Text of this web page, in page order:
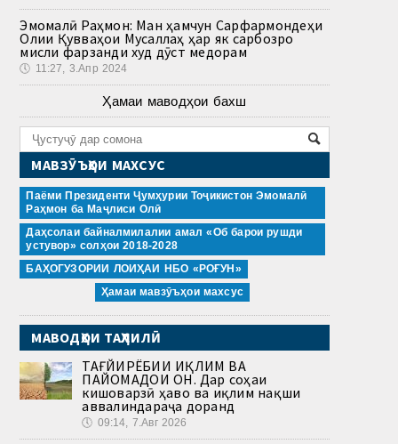
Эмомалӣ Раҳмон: Ман ҳамчун Сарфармондеҳи
Олии Қувваҳои Мусаллаҳ ҳар як сарбозро
мисли фарзанди худ дӯст медорам
🕔 11:27, 3.Апр 2024
Ҳамаи маводҳои бахш
МАВЗӮЪҲОИ МАХСУС
Паёми Президенти Ҷумҳурии Тоҷикистон Эмомалӣ
Раҳмон ба Маҷлиси Олӣ
Даҳсолаи байналмилалии амал «Об барои рушди
устувор» солҳои 2018-2028
БАҲОГУЗОРИИ ЛОИҲАИ НБО «РОҒУН»
Ҳамаи мавзӯъҳои махсус
МАВОДҲОИ ТАҲЛИЛӢ
ТАҒЙИРЁБИИ ИҚЛИМ ВА
ПАЙОМАДҲОИ ОН. Дар соҳаи
кишоварзӣ ҳаво ва иқлим нақши
аввалиндараҷа доранд
🕔 09:14, 7.Авг 2026